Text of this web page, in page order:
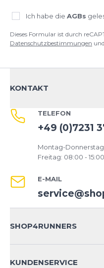
Ich habe die AGBs
Dieses Formular ist durch
Datenschutzbestimmungen und
KONTAKT
TELEFON
+49 (0)7231
Montag-
Freitag: 08:00 - 15:00
E-MAIL
SHOP4RUNNERS
KUNDENSERVICE